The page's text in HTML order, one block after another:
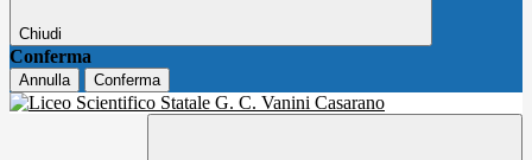
Chiudi
Conferma
Annulla Conferma